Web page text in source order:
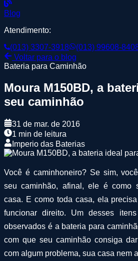
Blog
Atendimento:
(013) 3307-3918
(013) 99608-
Voltar para o blog
Bateria para Caminhão
Moura M150BD, a
seu caminhão
31 de mar. de 2016
1 min de leitura
Imperio das Baterias
Você é caminhoneiro? Se sim,
seu caminhão, afinal, ele é como
casa. E como toda casa, ela
funcionar direito. Um desses
observados é a bateria para
com que seu caminhão consiga
com algum problema, sua casa nem